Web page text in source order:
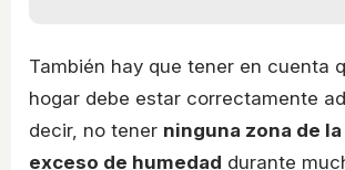
También hay que tener en cuenta
hogar debe estar correctamente
decir, no tener ninguna zona de
exceso de humedad durante